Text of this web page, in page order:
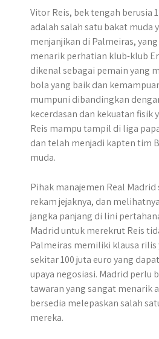
Vitor Reis, bek tengah berusia
adalah salah satu bakat muda
menjanjikan di Palmeiras,
menarik perhatian klub-klub
dikenal sebagai pemain yang
bola yang baik dan
mumpuni dibandingkan
kecerdasan dan kekuatan fisik
Reis mampu tampil di liga
dan telah menjadi kapten tim
muda.
Pihak manajemen Real
rekam jejaknya, dan
jangka panjang di lini
Madrid untuk merekrut Reis
Palmeiras memiliki klausa
sekitar 100 juta euro yang
upaya negosiasi. Madrid perlu
tawaran yang sangat menarik
bersedia melepaskan salah
mereka.